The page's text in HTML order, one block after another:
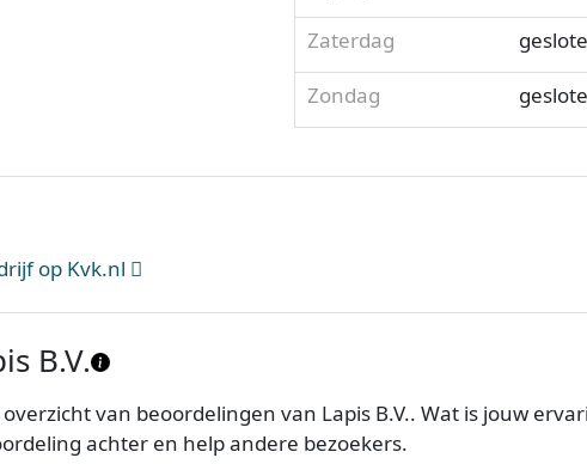
Zaterdag
Zondag
op Kvk.nl
B.V.
van beoordelingen van Lapis B.V.. Wat is jouw
achter en help andere bezoekers.